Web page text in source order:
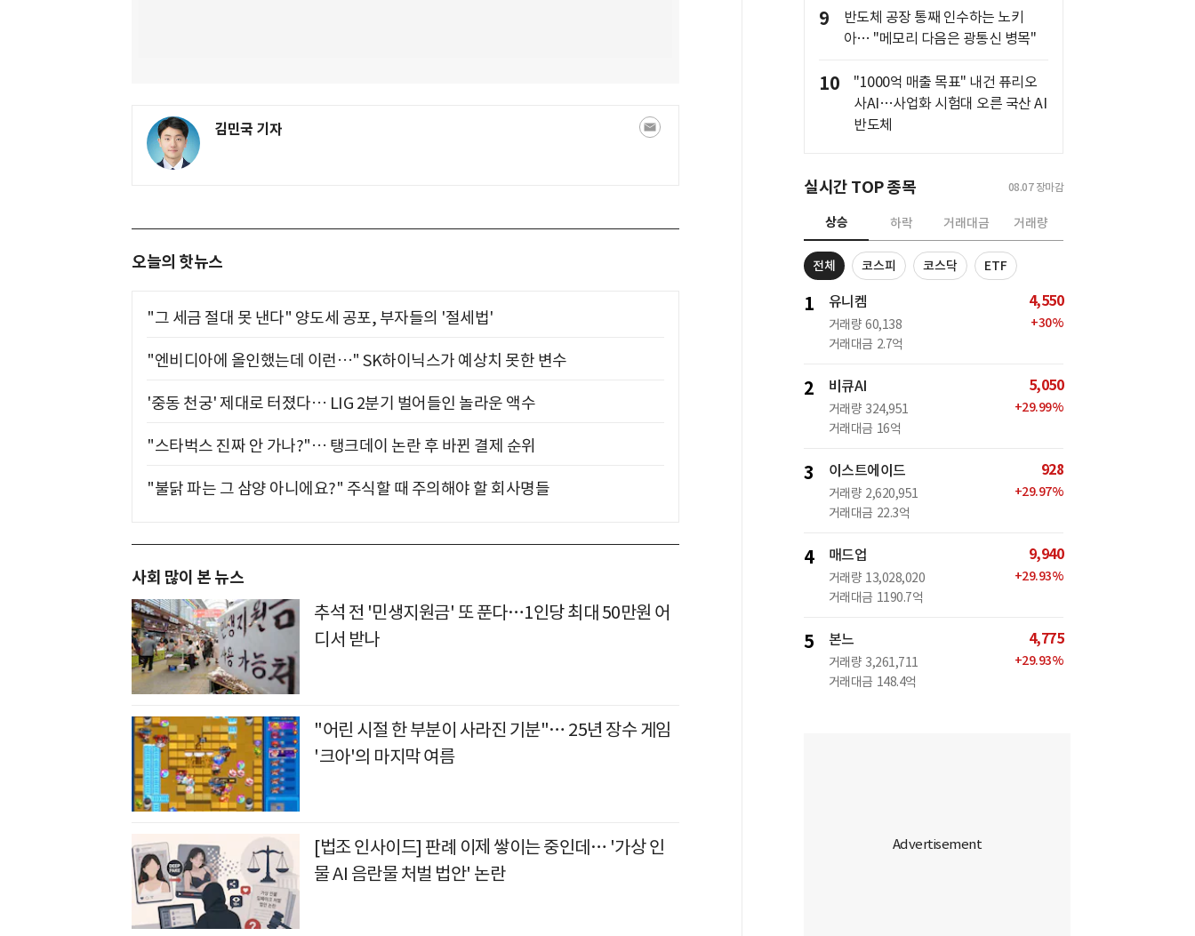
김민국 기자
오늘의 핫뉴스
"그 세금 절대 못 낸다" 양도세 공포, 부자들의 '절세법'
"엔비디아에 올인했는데 이런…" SK하이닉스가 예상치 못한 변수
'중동 천궁' 제대로 터졌다… LIG 2분기 벌어들인 놀라운 액수
"스타벅스 진짜 안 가나?"… 탱크데이 논란 후 바뀐 결제 순위
"불닭 파는 그 삼양 아니에요?" 주식할 때 주의해야 할 회사명들
사회 많이 본 뉴스
추석 전 '민생지원금' 또 푼다…1인당 최대 50만원 어
디서 받나
"어린 시절 한 부분이 사라진 기분"… 25년 장수 게임
'크아'의 마지막 여름
[법조 인사이드] 판례 이제 쌓이는 중인데… '가상 인
물 AI 음란물 처벌 법안' 논란
9
반도체 공장 통째 인수하는 노키
아… "메모리 다음은 광통신 병목"
10
"1000억 매출 목표" 내건 퓨리오
사AI…사업화 시험대 오른 국산 AI
반도체
실시간 TOP 종목 08.07 장마감
상승 하락 거래대금 거래량
전체 코스피 코스닥 ETF
1 유니켐
거래량 60,138
거래대금 2.7억
4,550
+30%
2 비큐AI
거래량 324,951
거래대금 16억
5,050
+29.99%
3 이스트에이드
거래량 2,620,951
거래대금 22.3억
928
+29.97%
4 매드업
거래량 13,028,020
거래대금 1190.7억
9,940
+29.93%
5 본느
거래량 3,261,711
거래대금 148.4억
4,775
+29.93%